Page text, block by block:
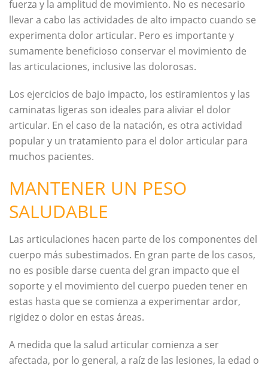
fuerza y la amplitud de movimiento. No es necesario
llevar a cabo las actividades de alto impacto cuando se
experimenta dolor articular. Pero es importante y
sumamente beneficioso conservar el movimiento de
las articulaciones, inclusive las dolorosas.
Los ejercicios de bajo impacto, los estiramientos y las
caminatas ligeras son ideales para aliviar el dolor
articular. En el caso de la natación, es otra actividad
popular y un tratamiento para el dolor articular para
muchos pacientes.
MANTENER UN PESO
SALUDABLE
Las articulaciones hacen parte de los componentes del
cuerpo más subestimados. En gran parte de los casos,
no es posible darse cuenta del gran impacto que el
soporte y el movimiento del cuerpo pueden tener en
estas hasta que se comienza a experimentar ardor,
rigidez o dolor en estas áreas.
A medida que la salud articular comienza a ser
afectada, por lo general, a raíz de las lesiones, la edad o